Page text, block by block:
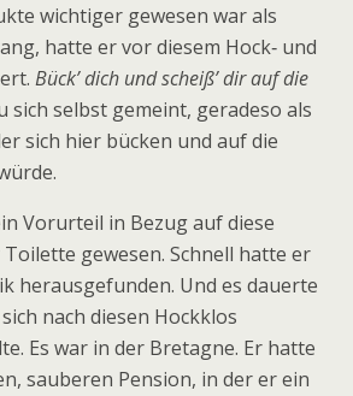
wichtiger gewesen war als
hatte er vor diesem Hock‑ und
Bück’ dich und scheiß’ dir auf die
sich selbst gemeint, geradeso als
sich hier bücken und auf die
Vorurteil in Bezug auf diese
gewesen. Schnell hatte er
herausgefunden. Und es dauerte
nach diesen Hockklos
Es war in der Bretagne. Er hatte
sauberen Pension, in der er ein